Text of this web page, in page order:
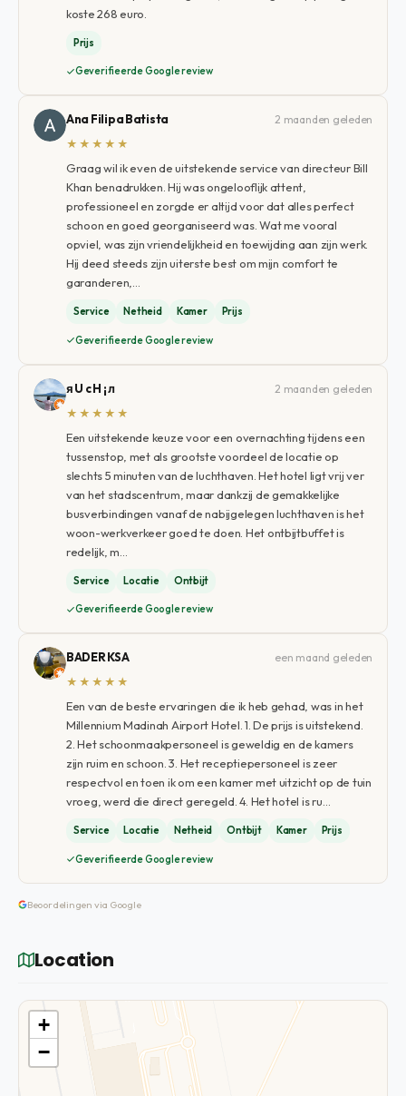
koste 268 euro.
Prijs
Geverifieerde Google review
Ana Filipa Batista
2 maanden geleden
★★★★★
Graag wil ik even de uitstekende service van directeur Bill
Khan benadrukken. Hij was ongelooflijk attent,
professioneel en zorgde er altijd voor dat alles perfect
schoon en goed georganiseerd was. Wat me vooral
opviel, was zijn vriendelijkheid en toewijding aan zijn werk.
Hij deed steeds zijn uiterste best om mijn comfort te
garanderen,…
Service Netheid Kamer Prijs
Geverifieerde Google review
я U c H ¡ л
2 maanden geleden
★★★★★
Een uitstekende keuze voor een overnachting tijdens een
tussenstop, met als grootste voordeel de locatie op
slechts 5 minuten van de luchthaven. Het hotel ligt vrij ver
van het stadscentrum, maar dankzij de gemakkelijke
busverbindingen vanaf de nabijgelegen luchthaven is het
woon-werkverkeer goed te doen. Het ontbijtbuffet is
redelijk, m…
Service Locatie Ontbijt
Geverifieerde Google review
BADER KSA
een maand geleden
★★★★★
Een van de beste ervaringen die ik heb gehad, was in het
Millennium Madinah Airport Hotel. 1. De prijs is uitstekend.
2. Het schoonmaakpersoneel is geweldig en de kamers
zijn ruim en schoon. 3. Het receptiepersoneel is zeer
respectvol en toen ik om een ​​kamer met uitzicht op de tuin
vroeg, werd die direct geregeld. 4. Het hotel is ru…
Service Locatie Netheid Ontbijt Kamer Prijs
Geverifieerde Google review
Beoordelingen via Google
Location
+
−